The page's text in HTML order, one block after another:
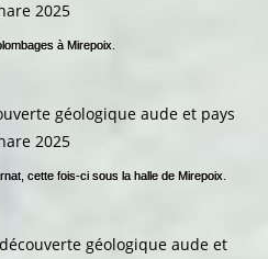
à Mirepoix.
cette fois-ci sous la halle de Mirepoix.